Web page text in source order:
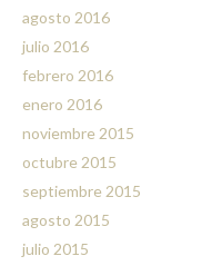
agosto 2016
julio 2016
febrero 2016
enero 2016
noviembre 2015
octubre 2015
septiembre 2015
agosto 2015
julio 2015